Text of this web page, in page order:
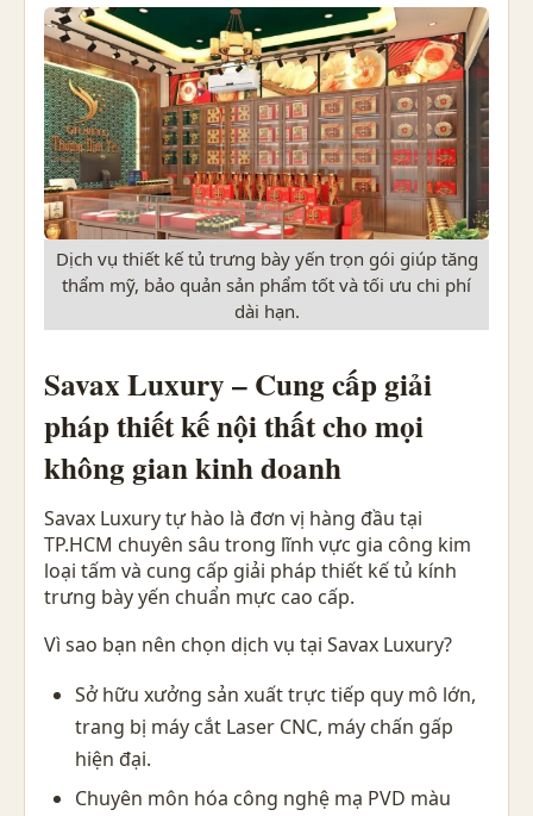
Dịch vụ thiết kế tủ trưng bày yến trọn gói giúp tăng
thẩm mỹ, bảo quản sản phẩm tốt và tối ưu chi phí
dài hạn.
Savax Luxury – Cung cấp giải
pháp thiết kế nội thất cho mọi
không gian kinh doanh
Savax Luxury tự hào là đơn vị hàng đầu tại
TP.HCM chuyên sâu trong lĩnh vực gia công kim
loại tấm và cung cấp giải pháp thiết kế tủ kính
trưng bày yến chuẩn mực cao cấp.
Vì sao bạn nên chọn dịch vụ tại Savax Luxury?
Sở hữu xưởng sản xuất trực tiếp quy mô lớn,
trang bị máy cắt Laser CNC, máy chấn gấp
hiện đại.
Chuyên môn hóa công nghệ mạ PVD màu